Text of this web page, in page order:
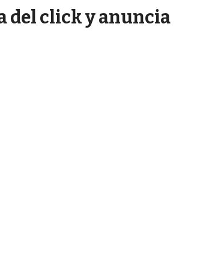
del click y anuncia